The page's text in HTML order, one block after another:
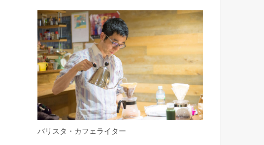
バリスタ・カフェライター